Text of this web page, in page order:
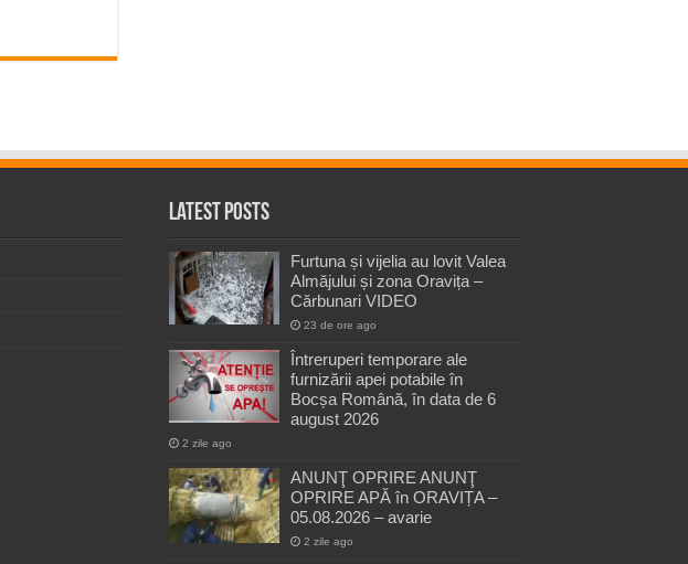
Latest Posts
Furtuna și vijelia au lovit Valea
Almăjului și zona Oravița –
Cărbunari VIDEO
23 de ore ago
Întreruperi temporare ale
furnizării apei potabile în
Bocșa Română, în data de 6
august 2026
2 zile ago
ANUNŢ OPRIRE ANUNŢ
OPRIRE APĂ în ORAVIȚA –
05.08.2026 – avarie
2 zile ago